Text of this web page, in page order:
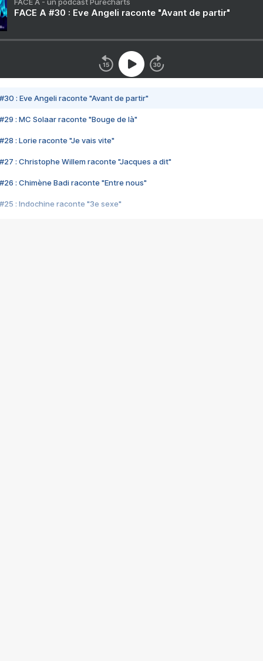
FACE A #30 : Eve Angeli raconte "Avant de partir"
#30 : Eve Angeli raconte "Avant de partir"
#29 : MC Solaar raconte "Bouge de là"
#28 : Lorie raconte "Je vais vite"
#27 : Christophe Willem raconte "Jacques a dit"
#26 : Chimène Badi raconte "Entre nous"
#25 : Indochine raconte "3e sexe"